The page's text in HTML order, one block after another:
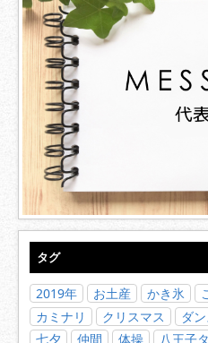
タグ
2019年 お土産 かき氷
カミナリ
クリスマス ダ
七夕
仲間 体操 八王子